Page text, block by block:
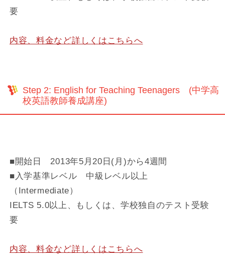
要
内容、料金など詳しくはこちらへ
Step 2: English for Teaching Teenagers (中学高
校英語教師養成講座)
■開始日 2013年5月20日(月)から4週間
■入学基準レベル 中級レベル以上
（Intermediate）
IELTS 5.0以上、もしくは、学校独自のテスト受験
要
内容、料金など詳しくはこちらへ